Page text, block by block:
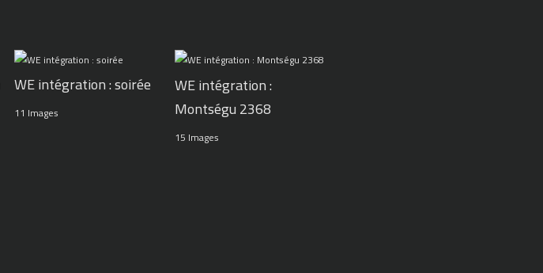
WE intégration : soirée
11 Images
WE intégration :
Montségu 2368
15 Images